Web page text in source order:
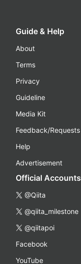
Guide & Help
About
Terms
Privacy
Guideline
Media Kit
Feedback/Requests
Help
Advertisement
Official Accounts
@Qiita
@qiita_milestone
@qiitapoi
Facebook
YouTube